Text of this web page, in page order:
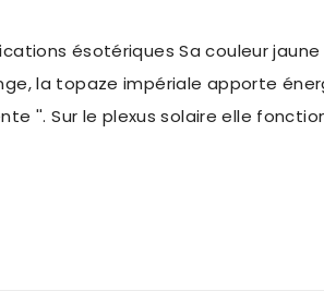
ésotériques Sa couleur
la topaze impériale apporte
''. Sur le plexus solaire elle